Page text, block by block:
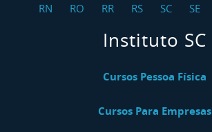
RN
RO RR RS SC SE
Instituto SC
Cursos Pessoa Física
Cursos Para Empresas